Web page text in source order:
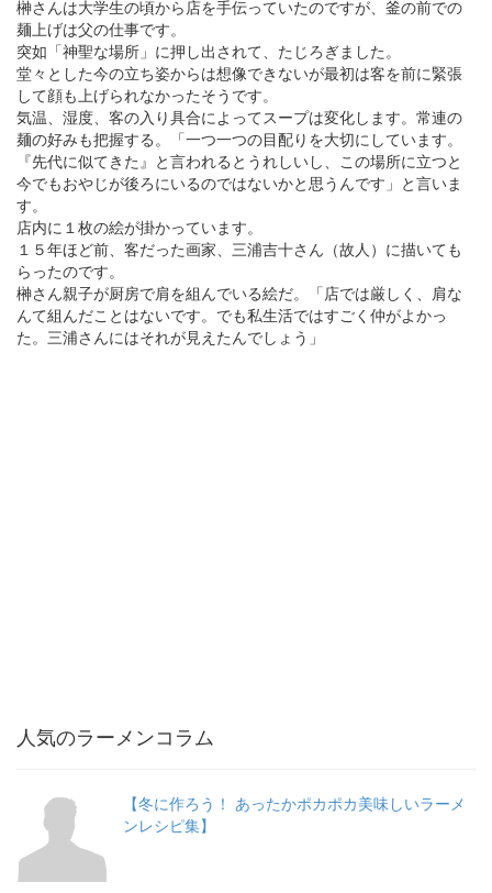
榊さんは大学生の頃から店を手伝っていたのですが、釜の前での
麺上げは父の仕事です。
突如「神聖な場所」に押し出されて、たじろぎました。
堂々とした今の立ち姿からは想像できないが最初は客を前に緊張
して顔も上げられなかったそうです。
気温、湿度、客の入り具合によってスープは変化します。常連の
麺の好みも把握する。「一つ一つの目配りを大切にしています。
『先代に似てきた』と言われるとうれしいし、この場所に立つと
今でもおやじが後ろにいるのではないかと思うんです」と言いま
す。
店内に１枚の絵が掛かっています。
１５年ほど前、客だった画家、三浦吉十さん（故人）に描いても
らったのです。
榊さん親子が厨房で肩を組んでいる絵だ。「店では厳しく、肩な
んて組んだことはないです。でも私生活ではすごく仲がよかっ
た。三浦さんにはそれが見えたんでしょう」
人気のラーメンコラム
【冬に作ろう！ あったかポカポカ美味しいラーメ
ンレシピ集】